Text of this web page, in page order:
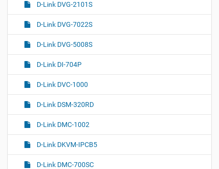
D-Link DVG-2101S
D-Link DVG-7022S
D-Link DVG-5008S
D-Link DI-704P
D-Link DVC-1000
D-Link DSM-320RD
D-Link DMC-1002
D-Link DKVM-IPCB5
D-Link DMC-700SC